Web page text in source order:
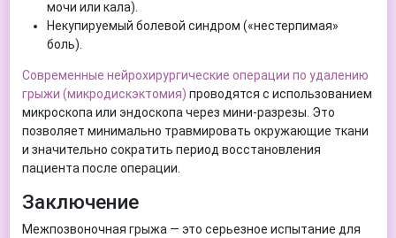
мочи или кала).
Некупируемый болевой синдром («нестерпимая»
боль).
Современные нейрохирургические операции по удалению
грыжи (микродискэктомия) проводятся с использованием
микроскопа или эндоскопа через мини-разрезы. Это
позволяет минимально травмировать окружающие ткани
и значительно сократить период восстановления
пациента после операции.
Заключение
Межпозвоночная грыжа — это серьезное испытание для